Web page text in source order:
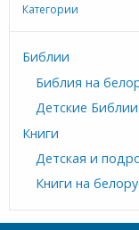
Категории
Библии
Библия на
Детские Библии
Книги
Детская и
Книги на